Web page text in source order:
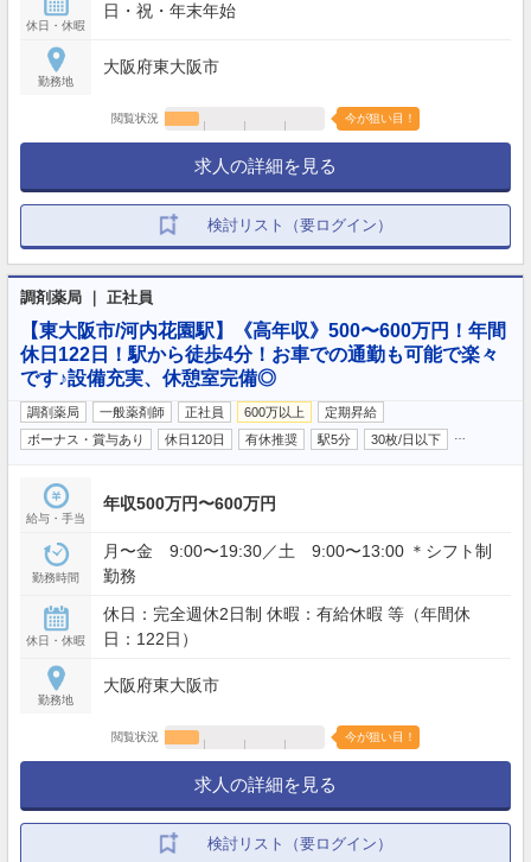
休日・休暇
日・祝・年末年始
勤務地
大阪府東大阪市
閲覧状況 今が狙い目！
求人の詳細を見る
検討リスト（要ログイン）
調剤薬局 ｜ 正社員
【東大阪市/河内花園駅】《高年収》500〜600万円！年間
休日122日！駅から徒歩4分！お車での通勤も可能で楽々
です♪設備充実、休憩室完備◎
調剤薬局 一般薬剤師 正社員 600万以上
定期昇給
ボーナス・賞与あり
休日120日 有休推奨 駅5分 30枚/日以下
給与・手当
年収500万円〜600万円
勤務時間
月〜金 9:00〜19:30／土 9:00〜13:00 ＊シフト制
勤務
休日・休暇
休日：完全週休2日制 休暇：有給休暇 等（年間休
日：122日）
勤務地
大阪府東大阪市
閲覧状況 今が狙い目！
求人の詳細を見る
検討リスト（要ログイン）